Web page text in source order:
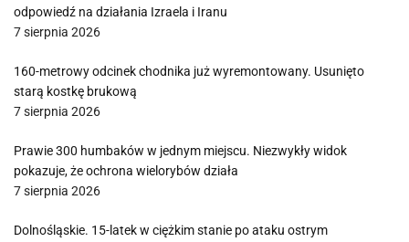
odpowiedź na działania Izraela i Iranu
7 sierpnia 2026
160-metrowy odcinek chodnika już wyremontowany. Usunięto
starą kostkę brukową
7 sierpnia 2026
Prawie 300 humbaków w jednym miejscu. Niezwykły widok
pokazuje, że ochrona wielorybów działa
7 sierpnia 2026
Dolnośląskie. 15-latek w ciężkim stanie po ataku ostrym